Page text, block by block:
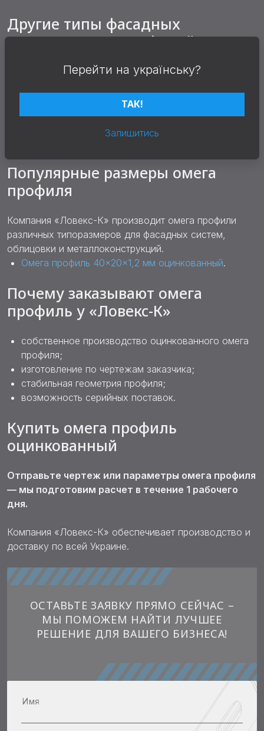
Другие типы фасадных
оцинкованных профилей
Для монтажа фасадных систем и металлоконструкций
L-образный профиль оцинкованный;
С-образный профиль оцинкованный
Популярные размеры омега
профиля
Компания «Ловекс-К» производит омега профили
различных типоразмеров для фасадных систем,
облицовки и металлоконструкций.
Омега профиль 40×20×1,2 мм оцинкованный.
Почему заказывают омега
профиль у «Ловекс-К»
собственное производство оцинкованного омега
профиля;
изготовление по чертежам заказчика;
стабильная геометрия профиля;
возможность серийных поставок.
Купить омега профиль
оцинкованный
Отправьте чертеж или параметры омега профиля
— мы подготовим расчет в течение 1 рабочего
дня.
Компания «Ловекс-К» обеспечивает производство и
доставку по всей Украине.
ОСТАВЬТЕ ЗАЯВКУ ПРЯМО СЕЙЧАС –
МЫ ПОМОЖЕМ НАЙТИ ЛУЧШЕЕ
РЕШЕНИЕ ДЛЯ ВАШЕГО БИЗНЕСА!
Имя
Перейти на українську?
ТАК!
Залишитись